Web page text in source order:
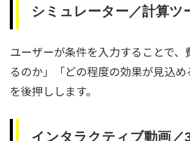
シミュレーター／計算ツ
ユーザーが条件を入力することで
るのか」「どの程度の効果が見込
を後押しします。
インタラクティブ動画／